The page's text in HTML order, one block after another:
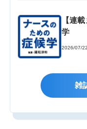
【連
学
2026/07/22
雑